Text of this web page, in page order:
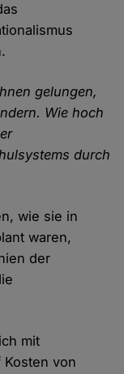
gelungen,
Wie hoch
durch
wie sie in
waren,
der
mit
von